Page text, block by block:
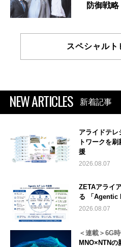
防御戦略
スペシャルト
NEW ARTICLES 新着記事
アライドテレ
トワークを
援
2026.08.07
ZETAアライ
る 「Agentic
2026.08.07
＜連載＞6G
MNO×NTN